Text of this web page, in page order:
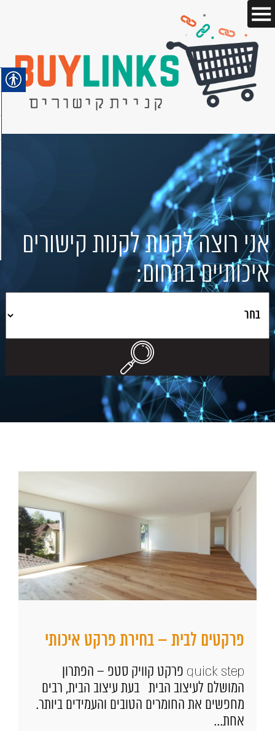
אני רוצה לקנות לקנות קישורים
איכותיים בתחום:
פרקטים לבית – בחירת פרקט איכותי
quick step פרקט קוויק סטפ – הפתרון
המושלם לעיצוב הבית בעת עיצוב הבית, רבים
מחפשים את החומרים הטובים והעמידים ביותר.
אחת...